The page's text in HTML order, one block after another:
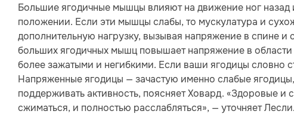
Большие ягодичные мышцы влияют на движение ног назад
положении. Если эти мышцы слабы, то мускулатура и
дополнительную нагрузку, вызывая напряжение в спине
больших ягодичных мышц повышает напряжение в области
более зажатыми и негибкими. Если ваши ягодицы словно
Напряженные ягодицы — зачастую именно слабые
поддерживать активность, поясняет Ховард. «Здоровые и
сжиматься, и полностью расслабляться», — уточняет Лесли.